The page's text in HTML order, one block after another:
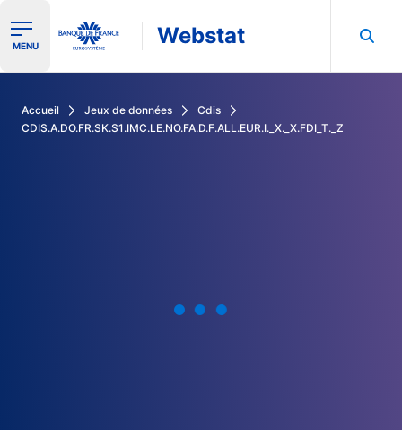
Ouvrir le menu de navigation
MENU Webstat
Accueil Jeux de données
Cdis
CDIS.A.DO.FR.SK.S1.IMC.LE.NO.FA.D.F.ALL.EUR.I._X._X.FDI_T._Z